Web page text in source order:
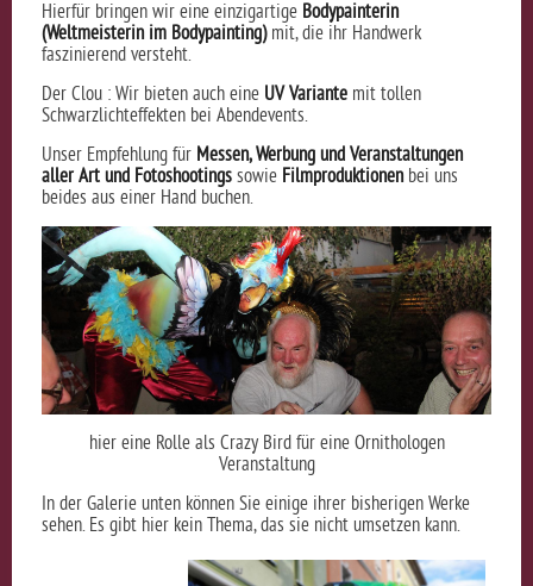
Hierfür bringen wir eine einzigartige Bodypainterin
(Weltmeisterin im Bodypainting)mit, die ihr Handwerk
faszinierend versteht.
Der Clou : Wir bieten auch eine UV Variante mit tollen
Schwarzlichteffekten bei Abendevents.
Unser Empfehlung für Messen, Werbung und Veranstaltungen
aller Art und Fotoshootings sowie Filmproduktionenbei uns
beides aus einer Hand buchen.
hier eine Rolle als Crazy Bird für eine Ornithologen
Veranstaltung
In der Galerie unten können Sie einige ihrer bisherigen Werke
sehen. Es gibt hier kein Thema, das sie nicht umsetzen kann.